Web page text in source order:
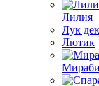
Лилия
Лук
Лютик